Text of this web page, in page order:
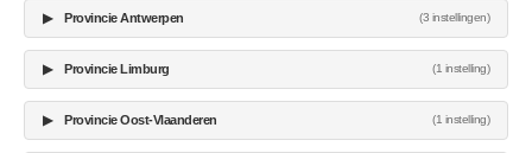
▶ Provincie Antwerpen (3 instellingen)
▶ Provincie Limburg (1 instelling)
▶ Provincie Oost-Vlaanderen (1 instelling)